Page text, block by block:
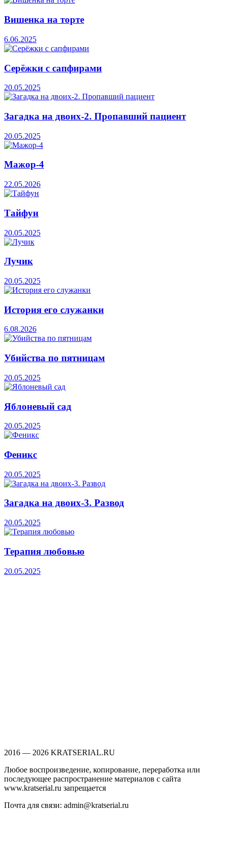
Вишенка на торте
6.06.2025
Серёжки с сапфирами
20.05.2025
Загадка на двоих-2. Пропавший пациент
20.05.2025
Мажор-4
22.05.2026
Тайфун
20.05.2025
Лучик
20.05.2025
История его служанки
6.08.2026
Убийства по пятницам
20.05.2025
Яблоневый сад
20.05.2025
Феникс
20.05.2025
Загадка на двоих-3. Развод
20.05.2025
Терапия любовью
20.05.2025
2016 — 2026 KRATSERIAL.RU
Любое воспроизведение, копирование, переработка или
последующее распространение материалов с сайта
www.kratserial.ru запрещается
Почта для связи: admin@kratserial.ru